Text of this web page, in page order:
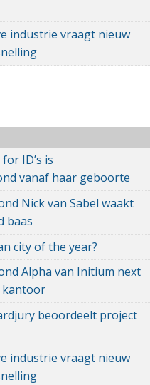
industrie vraagt nieuw
ID’s is
vanaf haar geboorte
Nick van Sabel waakt
baas
city of the year?
Alpha van Initium next
kantoor
beoordeelt project
industrie vraagt nieuw